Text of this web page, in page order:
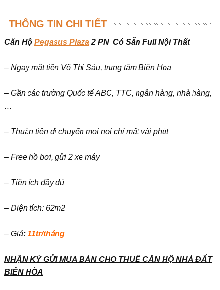
THÔNG TIN CHI TIẾT
Căn Hộ Pegasus Plaza2 PN Có Sẵn Full Nội Thất
– Ngay mặt tiền Võ Thị Sáu, trung tâm Biên Hòa
– Gần các trường Quốc tế ABC, TTC, ngân hàng, nhà hàng,
…
– Thuận tiện di chuyển mọi nơi chỉ mất vài phút
– Free hồ bơi, gửi 2 xe máy
– Tiện ích đầy đủ
– Diện tích: 62m2
– Giá: 11tr/tháng
NHẬN KÝ GỬI MUA BÁN CHO THUÊ CĂN HỘ NHÀ ĐẤT
BIÊN HÒA